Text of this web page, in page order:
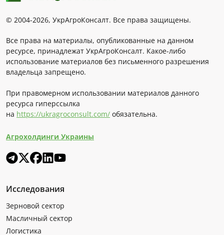
© 2004-2026, УкрАгроКонсалт. Все права защищены.
Все права на материалы, опубликованные на данном
ресурсе, принадлежат УкрАгроКонсалт. Какое-либо
использование материалов без письменного разрешения
владельца запрещено.
При правомерном использовании материалов данного
ресурса гиперссылка
на https://ukragroconsult.com/ обязательна.
Агрохолдинги Украины
Исследования
Зерновой сектор
Масличный сектор
Логистика